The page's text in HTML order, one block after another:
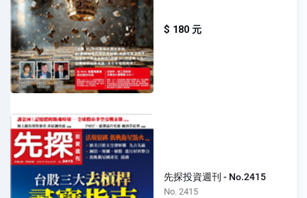
$ 180 元
先探投資週刊 - No.2415
No. 2415